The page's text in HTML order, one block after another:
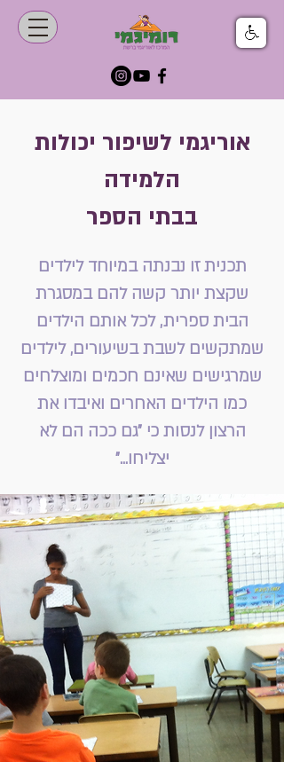
אוריגמי לשיפור יכולות
הלמידה
בבתי הספר
תכנית זו נבנתה במיוחד לילדים
שקצת יותר קשה להם במסגרת
הבית ספרית, לכל אותם הילדים
שמתקשים לשבת בשיעורים, לילדים
שמרגישים שאינם חכמים ומוצלחים
כמו הילדים האחרים ואיבדו את
הרצון לנסות כי "גם ככה הם לא
יצליחו..."